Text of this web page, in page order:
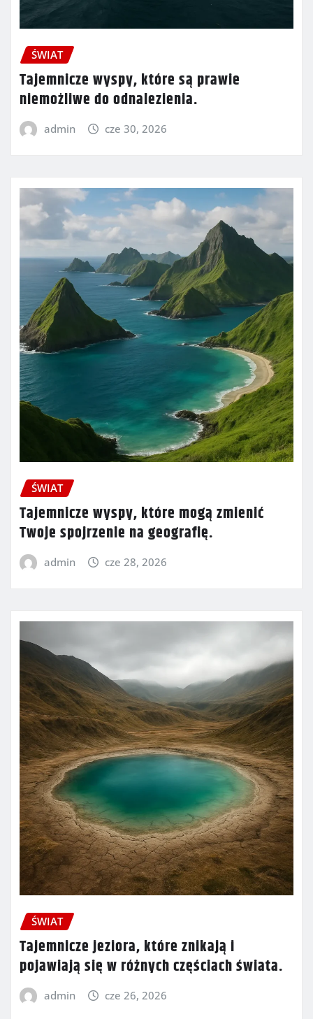
ŚWIAT
Tajemnicze wyspy, które są prawie
niemożliwe do odnalezienia.
admin cze 30, 2026
ŚWIAT
Tajemnicze wyspy, które mogą zmienić
Twoje spojrzenie na geografię.
admin cze 28, 2026
ŚWIAT
Tajemnicze jeziora, które znikają i
pojawiają się w różnych częściach świata.
admin cze 26, 2026